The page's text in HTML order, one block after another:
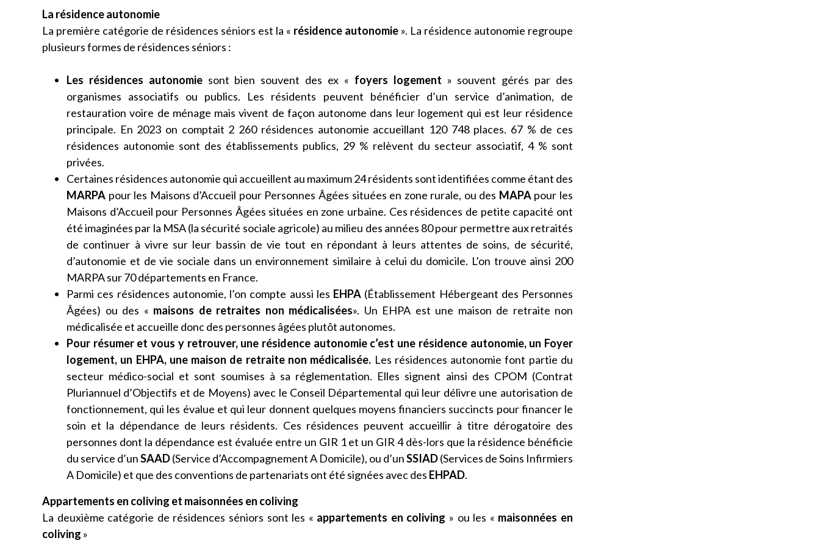
La résidence autonomie
La première catégorie de résidences séniors est la « résidence autonomie ». La résidence autonomie regroupe
plusieurs formes de résidences séniors :
Les résidences autonomiesont bien souvent des ex « foyers logement » souvent gérés par des
organismes associatifs ou publics. Les résidents peuvent bénéficier d’un service d’animation, de
restauration voire de ménage mais vivent de façon autonome dans leur logement qui est leur résidence
principale. En 2023 on comptait 2 260 résidences autonomie accueillant 120 748 places. 67 % de ces
résidences autonomie sont des établissements publics, 29 % relèvent du secteur associatif, 4 % sont
privées.
Certaines résidences autonomie qui accueillent au maximum 24 résidents sont identifiées comme étant des
MARPA pour les Maisons d’Accueil pour Personnes Âgées situées en zone rurale, ou des MAPApour les
Maisons d’Accueil pour Personnes Âgées situées en zone urbaine. Ces résidences de petite capacité ont
été imaginées par la MSA (la sécurité sociale agricole) au milieu des années 80 pour permettre aux retraités
de continuer à vivre sur leur bassin de vie tout en répondant à leurs attentes de soins, de sécurité,
d’autonomie et de vie sociale dans un environnement similaire à celui du domicile. L’on trouve ainsi 200
MARPA sur 70 départements en France.
Parmi ces résidences autonomie, l’on compte aussi les EHPA (Établissement Hébergeant des Personnes
Âgées) ou des « maisons de retraites non médicalisées». Un EHPA est une maison de retraite non
médicalisée et accueille donc des personnes âgées plutôt autonomes.
Pour résumer et vous y retrouver, une résidence autonomie c’est une résidence autonomie, un Foyer
logement, un EHPA, une maison de retraite non médicalisée. Les résidences autonomie font partie du
secteur médico-social et sont soumises à sa réglementation. Elles signent ainsi des CPOM (Contrat
Pluriannuel d’Objectifs et de Moyens) avec le Conseil Départemental qui leur délivre une autorisation de
fonctionnement, qui les évalue et qui leur donnent quelques moyens financiers succincts pour financer le
soin et la dépendance de leurs résidents. Ces résidences peuvent accueillir à titre dérogatoire des
personnes dont la dépendance est évaluée entre un GIR 1 et un GIR 4 dès-lors que la résidence bénéficie
du service d’unSAAD(Service d’Accompagnement A Domicile), ou d’unSSIAD(Services de Soins Infirmiers
A Domicile) et que des conventions de partenariats ont été signées avec des EHPAD.
Appartements en coliving et maisonnées en coliving
La deuxième catégorie de résidences séniors sont les « appartements en coliving » ou les « maisonnées en
coliving »